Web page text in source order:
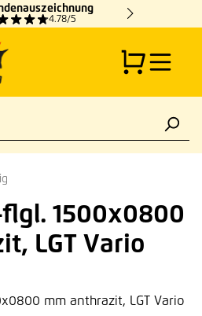
4.78/5
1500x0800
LGT Vario